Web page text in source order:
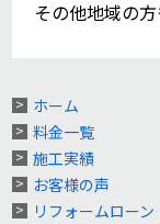
その他地域の
ホーム
料金一覧
施工実績
お客様の声
リフォームローン